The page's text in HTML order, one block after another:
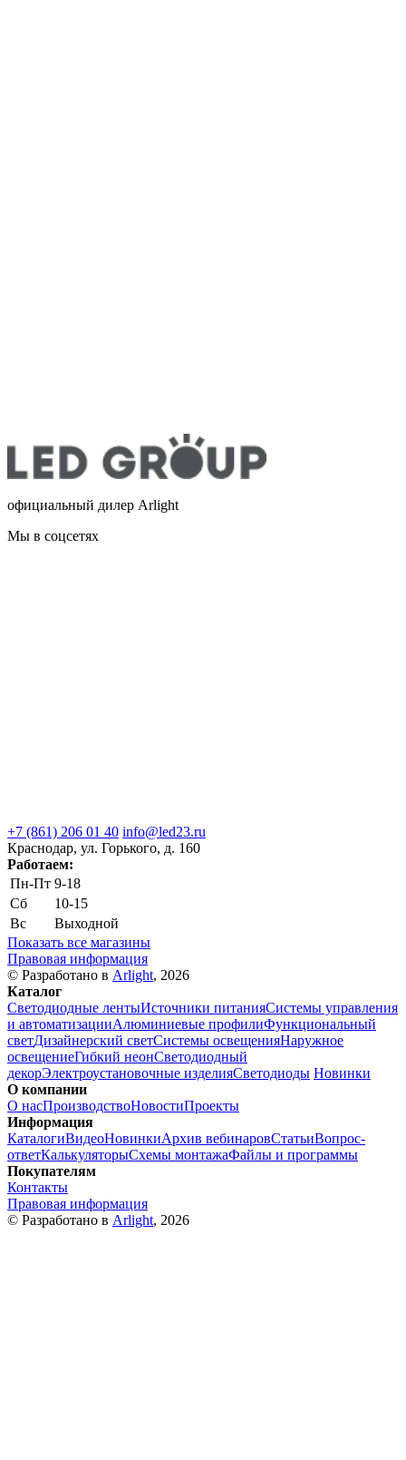
официальный дилер Arlight
Мы в соцсетях
+7 (861) 206 01 40 info@led23.ru
Краснодар, ул. Горького, д. 160
Работаем:
Пн-Пт 9-18
Сб
10-15
Вс
Выходной
Показать все магазины
Правовая информация
© Разработано в Arlight, 2026
Каталог
Светодиодные лентыИсточники питанияСистемы управления
и автоматизацииАлюминиевые профилиФункциональный
светДизайнерский светСистемы освещенияНаружное
освещениеГибкий неонСветодиодный
декорЭлектроустановочные изделияСветодиоды Новинки
О компании
О насПроизводствоНовостиПроекты
Информация
КаталогиВидеоНовинкиАрхив вебинаровСтатьиВопрос-
ответКалькуляторыСхемы монтажаФайлы и программы
Покупателям
Контакты
Правовая информация
© Разработано в Arlight, 2026